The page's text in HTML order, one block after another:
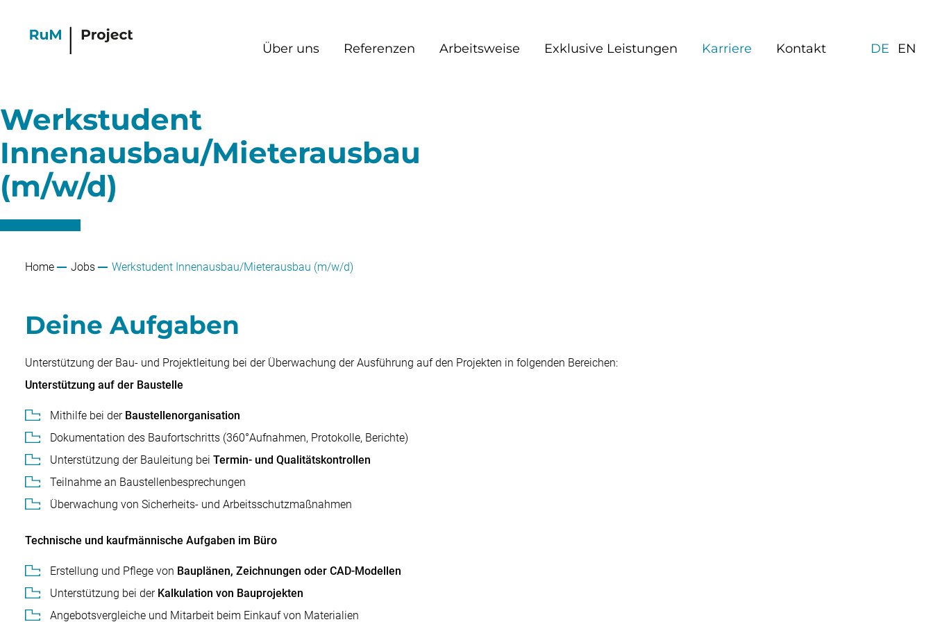
Über uns Referenzen Arbeitsweise Exklusive Leistungen Karriere Kontakt DE EN
Home Jobs Werkstudent Innenausbau/Mieterausbau (m/w/d)
Werkstudent
Innenausbau/Mieterausbau
(m/w/d)
Deine Aufgaben
Unterstützung der Bau- und Projektleitung bei der Überwachung der Ausführung auf den Projekten in folgenden Bereichen:
Unterstützung auf der Baustelle
Mithilfe bei der Baustellenorganisation
Dokumentation des Baufortschritts (360°Aufnahmen, Protokolle, Berichte)
Unterstützung der Bauleitung bei Termin- und Qualitätskontrollen
Teilnahme an Baustellenbesprechungen
Überwachung von Sicherheits- und Arbeitsschutzmaßnahmen
Technische und kaufmännische Aufgaben im Büro
Erstellung und Pflege von Bauplänen, Zeichnungen oder CAD-Modellen
Unterstützung bei der Kalkulation von Bauprojekten
Angebotsvergleiche und Mitarbeit beim Einkauf von Materialien